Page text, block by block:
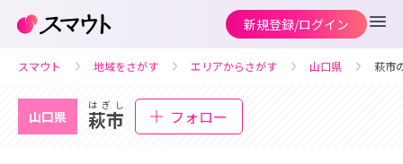
新規登録/ログイン
スマウト 地域をさがす エリアからさがす 山口県 萩市
山口県
はぎし
萩市 フォロー